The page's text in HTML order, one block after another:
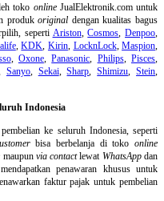
toko onlineJualElektronik.com untuk
produkoriginal dengan kualitas bagus
seperti Ariston,Cosmos,Denpoo,
,KDK, Kirin, LocknLock,Maspion,
, Oxone,Panasonic, Philips, Pisces,
Sanyo, Sekai,Sharp,Shimizu,Stein,
Indonesia
ke seluruh Indonesia, seperti
bisa berbelanja di tokoonline
maupun via contactlewat WhatsAppdan
penawaran khusus untuk
faktur pajak untuk pembelian